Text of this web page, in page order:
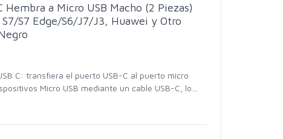
Hembra a Micro USB Macho (2 Piezas)
S7 Edge/S6/J7/J3, Huawei y Otro
C: transfiera el puerto USB-C al puerto micro
Micro USB mediante un cable USB-C, lo